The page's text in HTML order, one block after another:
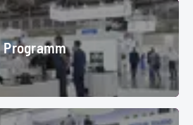
Programm